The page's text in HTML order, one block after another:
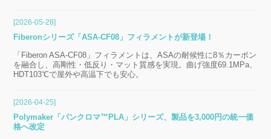
[2026-05-28]
Fiberonシリーズ「ASA-CF08」フィラメントが新登場！
「Fiberon ASA-CF08」フィラメントは、ASAの耐候性に8％カーボン
を融合し、高剛性・低反り・マット質感を実現。曲げ強度69.1MPa、
HDT103℃で屋外や高温下でも安心。
[2026-04-25]
Polymaker「パンクロマ™PLA」シリーズ、製品を3,000円の統一価
格へ改定